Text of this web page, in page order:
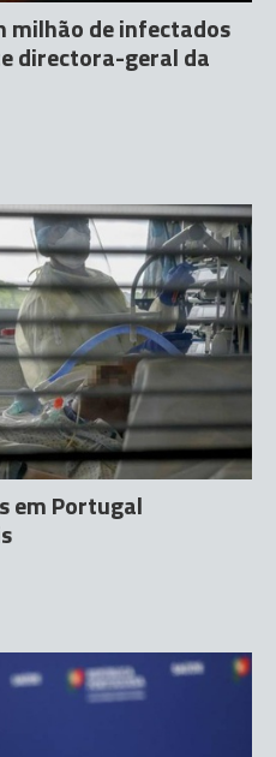
milhão de infectados
directora-geral da
em Portugal